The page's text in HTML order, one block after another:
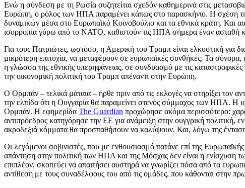
Ενώ η σύνδεση με τη Ρωσία συζητείται σχεδόν καθημερινά στις
Ευρώπη, ο ρόλος των ΗΠΑ παραμένει κάπως στο παρασκήνιο. Η σχέση
δυναμικών μέσα στο Ευρωπαϊκό Κοινοβούλιο και τα εθνικά κράτη. Και
ισορροπία γύρω από το ΝΑΤΟ, καθιστούν τις ΗΠΑ σήμερα έναν ασταθή
Για τους Πατριώτες, ωστόσο, η Αμερική του Τραμπ είναι ελκυστική για
μικρότερη επιτυχία, να μεταφέρουν σε ευρωπαϊκές συνθήκες. Τα
η γλώσσα της εθνικής υπερηφάνειας, σε συνδυασμό με τις
την οικονομική πολιτική του Τραμπ απέναντι στην Ευρώπη.
Ο Ορμπάν – τελικά μάταια – ήρθε πριν από τις εκλογές να στηρίξει τον
την ελπίδα ότι η Ουγγαρία θα παραμείνει στενός σύμμαχος των ΗΠΑ. Η
Ορμπάν. Η εφημερίδα The Guardian προχώρησε ακόμα περισσότερο:
αντιπρόεδρος κατηγόρησε την ΕΕ για ανάμειξη στην ουγγρική
ακροδεξιά κόμματα θα προσπαθήσουν να καλύψουν. Και, λόγω της
Οι λεγόμενοι σοβινιστές, που με ενθουσιασμό πατάνε επί της
απάντηση στην πολιτική των ΗΠΑ και της Μόσχας δεν είναι η
επιπλέον, σκοπεύει να απαιτήσει αυστηρά να γνωρίζει πόσα από τα
αντίθεση με τους συναδέλφους του από τις ομάδες, που κάθονται στην